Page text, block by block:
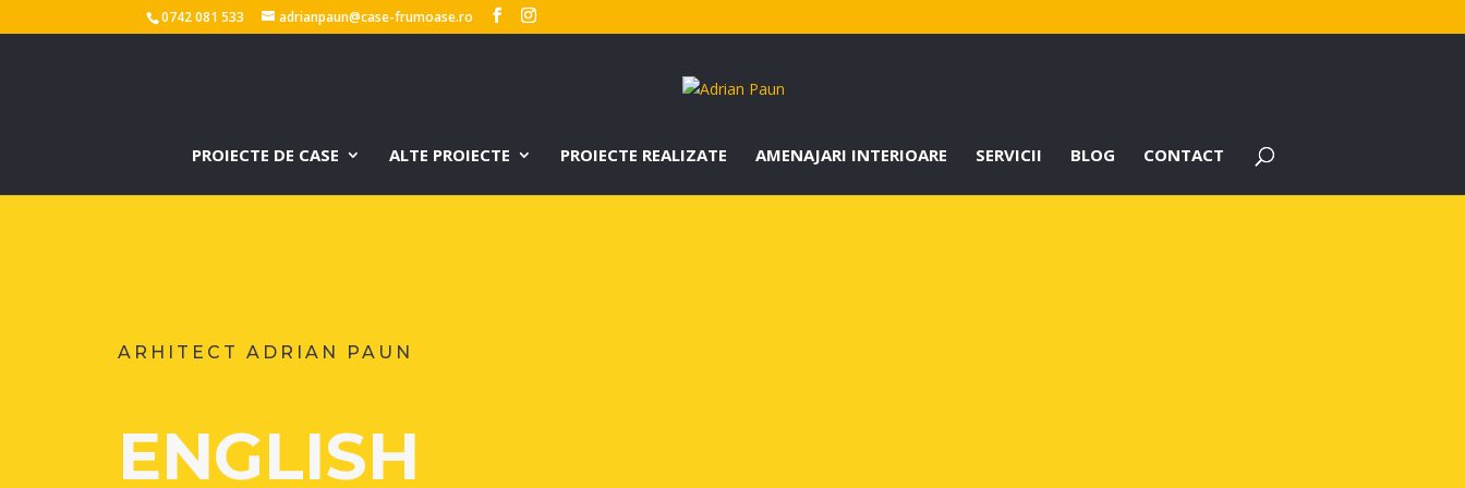
0742 081 533 adrianpaun@case-frumoase.ro
PROIECTE DE CASE ALTE PROIECTE PROIECTE REALIZATE AMENAJARI INTERIOARE SERVICII BLOG CONTACT
ARHITECT ADRIAN PAUN
ENGLISH